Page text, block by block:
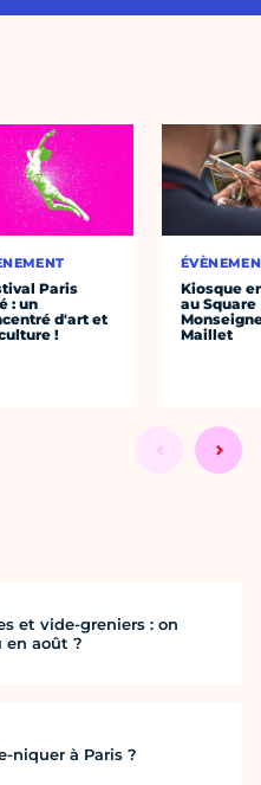
Paris
: un
d'art et
!
Kiosque
au Square
Maillet
et vide-greniers : on
en août ?
niquer à Paris ?